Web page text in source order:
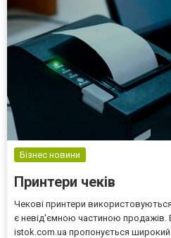
кажд...
Бізнес новини
Принтери чеків
Чекові принтери
є невід'ємною частиною продажів.
istok.com.ua пропонується